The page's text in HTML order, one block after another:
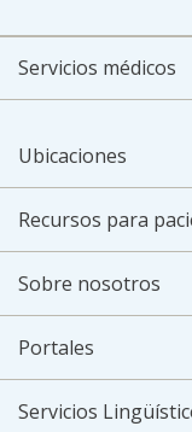
Servicios médicos
Ubicaciones
Recursos para
Sobre nosotros
Portales
Servicios